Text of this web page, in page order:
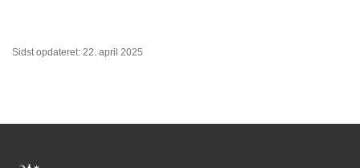
Sidst opdateret: 22. april 2025